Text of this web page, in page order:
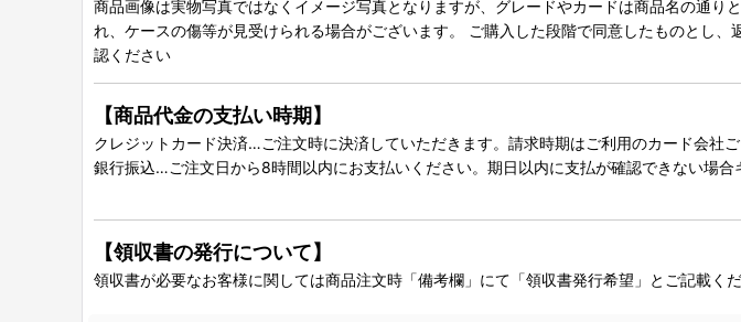
商品画像は実物写真ではなくイメージ写真となりますが、グレードやカードは商品名の通
れ、ケースの傷等が見受けられる場合がございます。 ご購入した段階で同意したものとし
認ください
【商品代金の支払い時期】
クレジットカード決済…ご注文時に決済していただきます。請求時期はご利用のカード会社ご
銀行振込…ご注文日から8時間以内にお支払いください。期日以内に支払が確認できない場合
【領収書の発行について】
領収書が必要なお客様に関しては商品注文時「備考欄」にて「領収書発行希望」とご記載くだ